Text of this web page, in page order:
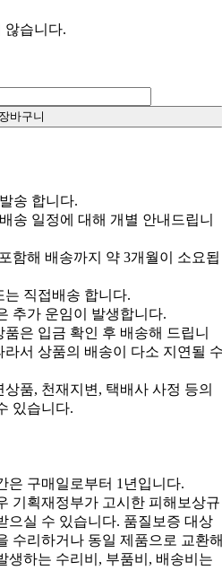
않습니다.
장바구니
송 합니다.
송 일정에 대해 개별 안내드립니
함해 배송까지 약 3개월이 소요됩
는 직접배송 합니다.
추가 운임이 발생합니다.
은 입금 확인 후 배송해 드립니
라서 상품의 배송이 다소 지연될
품, 천재지변, 택배사 사정 등의
있습니다.
은 구매일로부터 1년입니다.
기획재정부가 고시한 피해보상규
으실 수 있습니다. 품질보증 대상
수리하거나 동일 제품으로 교환
생하는 수리비, 부품비, 배송비는